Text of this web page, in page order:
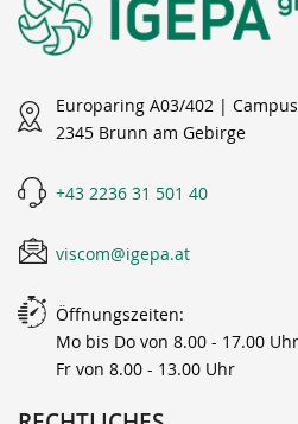
Europaring A03/402 |
2345 Brunn am Gebirge
+43 2236 31 501 40
viscom@igepa.at
Öffnungszeiten:
Mo bis Do von 8.00 - 17.00 Uhr
Fr von 8.00 - 13.00 Uhr